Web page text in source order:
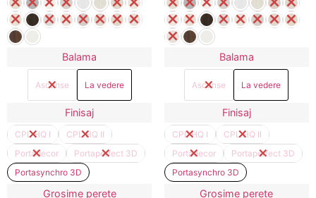
Balama
Ascunse La vedere
Finisaj
CPL HQ I
CPL HQ II
Portadecor
Portaperfect 3D
Portasynchro 3D
Grosime perete
Balama
Ascunse La vedere
Finisaj
CPL HQ I
CPL HQ II
Portadecor
Portaperfect 3D
Portasynchro 3D
Grosime perete